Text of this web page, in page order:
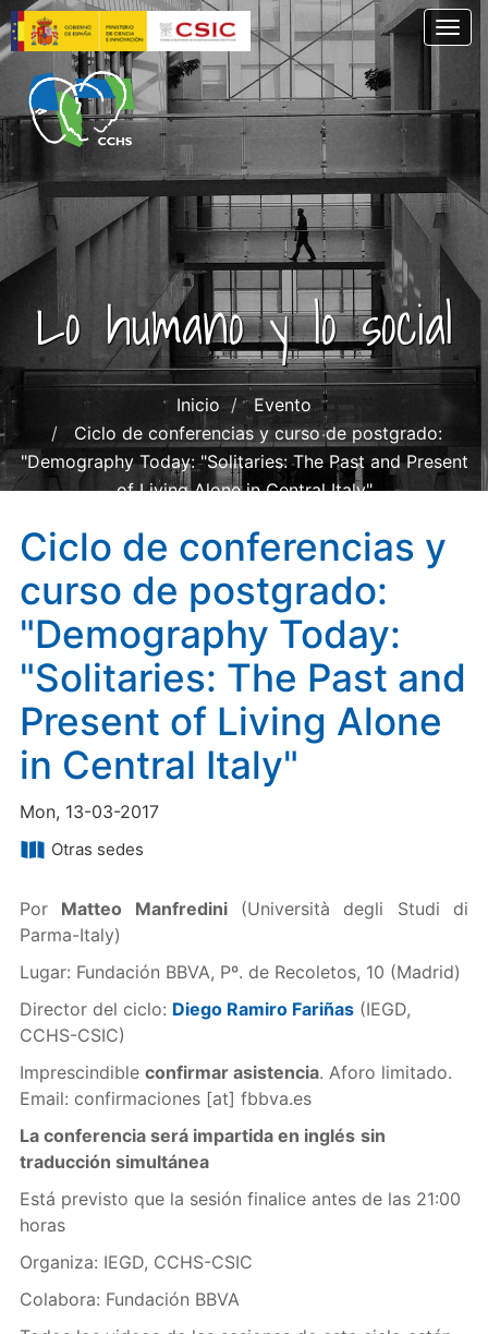
Skip
to
main
content
Lo humano y lo social
Inicio
Evento
Ciclo de conferencias y curso de postgrado:
"Demography Today: "Solitaries: The Past and Present
of Living Alone in Central Italy"
Ciclo de conferencias y
curso de postgrado:
"Demography Today:
"Solitaries: The Past and
Present of Living Alone
in Central Italy"
Mon, 13-03-2017
Otras sedes
Por Matteo Manfredini(Università degli Studi di
Parma-Italy)
Lugar: Fundación BBVA, Pº. de Recoletos, 10 (Madrid)
Director del ciclo: Diego Ramiro Fariñas(IEGD,
CCHS-CSIC)
Imprescindible confirmar asistencia. Aforo limitado.
Email: confirmaciones[at] fbbva.es
La conferencia será impartida en inglés sin
traducción simultánea
Está previsto que la sesión finalice antes de las 21:00
horas
Organiza: IEGD, CCHS-CSIC
Colabora: Fundación BBVA